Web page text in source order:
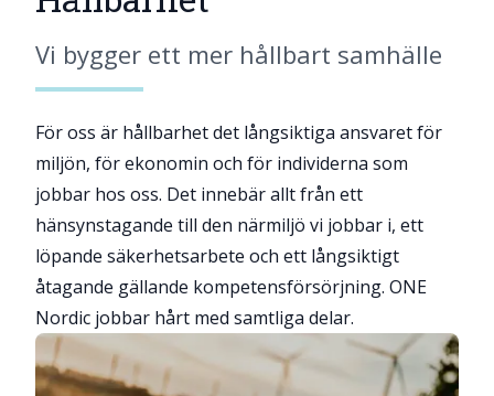
Vi bygger ett mer hållbart samhälle
För oss är hållbarhet det långsiktiga ansvaret för
miljön, för ekonomin och för individerna som
jobbar hos oss. Det innebär allt från ett
hänsynstagande till den närmiljö vi jobbar i, ett
löpande säkerhetsarbete och ett långsiktigt
åtagande gällande kompetensförsörjning. ONE
Nordic jobbar hårt med samtliga delar.